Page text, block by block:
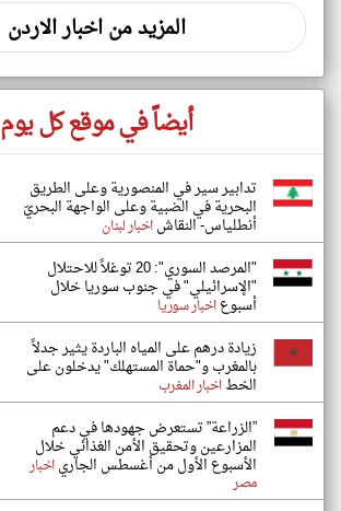
المزيد من اخبار الاردن
أيضاً في موقع كل يوم
تدابير سير في المنصورية وعلى الطريق
البحرية في الضبية وعلى الواجهة البحريّ
أنطلياس- النقاشاخبار لبنان
"المرصد السوري": 20 توغلاً للاحتلال
"الإسرائيلي" في جنوب سوريا خلال
أسبوعاخبار سوريا
زيادة درهم على المياه الباردة يثير جدلاً
بالمغرب و"حماة المستهلك" يدخلون على
الخطاخبار المغرب
”الزراعة” تستعرض جهودها في دعم
المزارعين وتحقيق الأمن الغذائي خلال
الأسبوع الأول من أغسطس الجارياخبار
مصر